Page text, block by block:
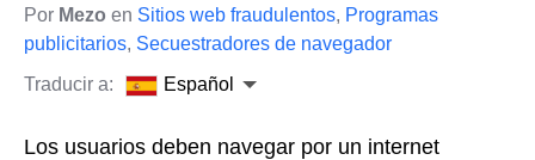
Por Mezo en Sitios web fraudulentos, Programas
publicitarios, Secuestradores de navegador
Traducir a:
Español
Los usuarios deben navegar por un internet